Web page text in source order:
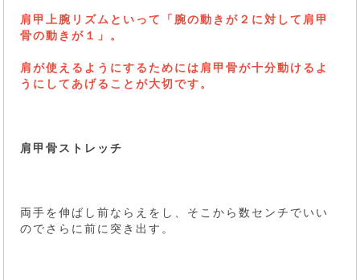
肩甲上腕リズムといって「腕の動きが２に対して肩甲
骨の動きが１」。
肩が使えるようにするためには肩甲骨が十分動けるよ
うにしてあげることが大切です。
肩甲骨ストレッチ
両手を伸ばし前ならえをし、そこから数センチでいい
のでさらに前に突き出す。